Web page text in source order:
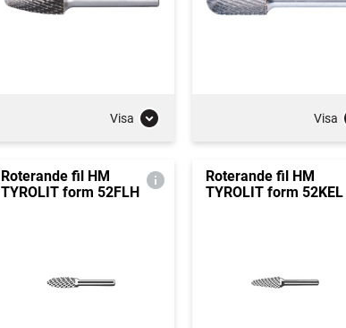
Visa Visa
Roterande fil HM
TYROLIT form 52FLH
Roterande fil HM
TYROLIT form 52KEL